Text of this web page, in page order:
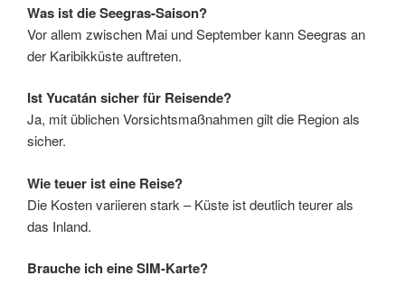
Was ist die Seegras-Saison?
Vor allem zwischen Mai und September kann Seegras an
der Karibikküste auftreten.
Ist Yucatán sicher für Reisende?
Ja, mit üblichen Vorsichtsmaßnahmen gilt die Region als
sicher.
Wie teuer ist eine Reise?
Die Kosten variieren stark – Küste ist deutlich teurer als
das Inland.
Brauche ich eine SIM-Karte?